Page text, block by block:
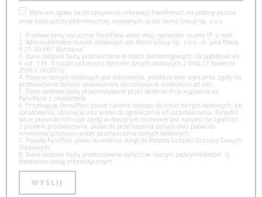
Wyrażam zgodę na otrzymywanie informacji handlowych na podany przeze
mnie adres poczty elektronicznej, wysyłanych przez Kerris Group Sp. z o.o.
1. Przetwarzamy wyłącznie Pani/Pana adres imię, nazwisko, numer IP, e-mail.
2. Administratorem danych osobowych jest Kerris Group Sp. z o.o., al. Jana Pawła
II 27, 00-867 Warszawa.
3. Dane osobowe będą przetwarzane w celach marketingowych, na podstawie art.
6 ust. 1 lit. f) rozporządzenia o ochronie danych osobowych z dnia 27 kwietnia
2016 r. (RODO).
4. Podanie danych osobowych jest dobrowolne, jednakże brak wyrażenia zgody na
przetwarzanie danych uniemożliwia otrzymywanie wiadomości od nas.
5. Dane osobowe będą przechowywane przez okres do dnia wypisania się
Pani/Pana z newslettera.
6. Przysługuje Panu/Pani prawo żądania dostępu do treści danych osobowych, ich
sprostowania, usunięcia oraz prawo do ograniczenia ich przetwarzania. Ponadto
także prawo do cofnięcia zgody w dowolnym momencie bez wpływu na zgodność
z prawem przetwarzania, prawo do przenoszenia danych oraz prawo do
wniesienia sprzeciwu wobec przetwarzania danych osobowych,
7. Posiada Pan/Pani prawo wniesienia skargi do Prezesa Urzędu Ochrony Danych
Osobowych.
8. Dane osobowe będą przekazywane wyłącznie naszym podwykonawcom, tj.
dostawcom usług informatycznych.